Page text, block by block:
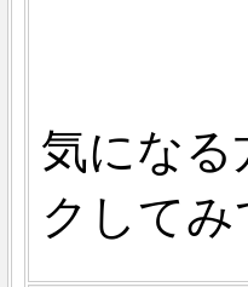
気になる
クして